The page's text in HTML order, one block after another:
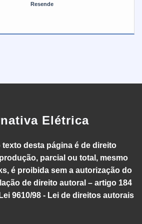
Resende
Elétrica
desta página é de direito
parcial ou total, mesmo
é proibida sem a autorização do
de direito autoral – artigo 184
9610/98 - Lei de direitos autorais